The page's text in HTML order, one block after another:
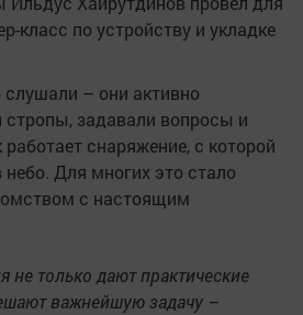
класс по устройству и укладке
– они активно
стропы, задавали вопросы и
снаряжение, с которой
Для многих это стало
с настоящим
не только дают практические
важнейшую задачу –